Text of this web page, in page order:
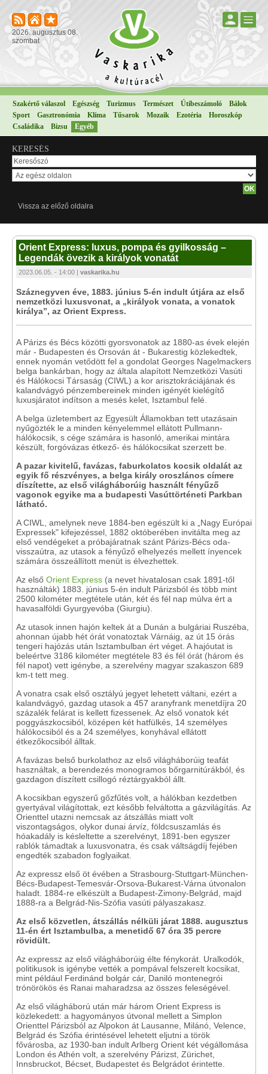
2026. augusztus 08.
szombat
Szakértő válaszol Egészség Turizmus Természet Útibeszámoló
Bálok
Sport
Gasztronómia Klíma Tűsarok Mozaik Ezotéria
Horoszkóp
Családika
Bizsu Egyéb
KERESÉS
Vissza az előző oldalra
Orient Express: luxus, pompa és gyilkosság –
Legendák övezik a királyok vonatát
2023.06.05. - 14:00 | vaskarika.hu
Száznegyven éve, 1883. június 5-én indult útjára az első
nemzetközi luxusvonat, a „királyok vonata, a vonatok
királya”, az Orient Express.
A Párizs és Bécs közötti gyorsvonatok az 1880-as évek elején
már - Budapesten és Orsován át - Bukarestig közlekedtek,
ennek nyomán vetődött fel a gondolat Georges Nagelmackers
belga bankárban, hogy az általa alapított Nemzetközi Vasúti
és Hálókocsi Társaság (CIWL) a kor arisztokráciájának és
kalandvágyó pénzembereinek minden igényét kielégítő
luxusjáratot indítson a mesés kelet, Isztambul felé.
A belga üzletembert az Egyesült Államokban tett utazásain
nyűgözték le a minden kényelemmel ellátott Pullmann-
hálókocsik, s cége számára is hasonló, amerikai mintára
készült, forgóvázas étkező- és hálókocsikat szerzett be.
A pazar kivitelű, favázas, faburkolatos kocsik oldalát az
egyik fő részvényes, a belga király oroszlános címere
díszítette, az első világháborúig használt fényűző
vagonok egyike ma a budapesti Vasúttörténeti Parkban
látható.
A CIWL, amelynek neve 1884-ben egészült ki a „Nagy Európai
Expressek" kifejezéssel, 1882 októberében invitálta meg az
első vendégeket a próbajáratnak szánt Párizs-Bécs oda-
visszaútra, az utasok a fényűző elhelyezés mellett ínyencek
számára összeállított menüt is élvezhettek.
Az első Orient Express (a nevet hivatalosan csak 1891-től
használták) 1883. június 5-én indult Párizsból és több mint
2500 kilométer megtétele után, két és fél nap múlva ért a
havasalföldi Gyurgyevóba (Giurgiu).
Az utasok innen hajón keltek át a Dunán a bulgáriai Ruszéba,
ahonnan újabb hét órát vonatoztak Várnáig, az út 15 órás
tengeri hajózás után Isztambulban ért véget. A hajóutat is
beleértve 3186 kilométer megtétele 83 és fél órát (három és
fél napot) vett igénybe, a szerelvény magyar szakaszon 689
km-t tett meg.
A vonatra csak első osztályú jegyet lehetett váltani, ezért a
kalandvágyó, gazdag utasok a 457 aranyfrank menetdíjra 20
százalék felárat is kellett fizessenek. Az első vonatok két
poggyászkocsiból, középen két hatfülkés, 14 személyes
hálókocsiból és a 24 személyes, konyhával ellátott
étkezőkocsiból álltak.
A favázas belső burkolathoz az első világháborúig teafát
használtak, a berendezés monogramos bőrgarnitúrákból, és
gazdagon díszített csillogó réztárgyakból állt.
A kocsikban egyszerű gőzfűtés volt, a hálókban kezdetben
gyertyával világítottak, ezt később felváltotta a gázvilágítás. Az
Orienttel utazni nemcsak az átszállás miatt volt
viszontagságos, olykor dunai árvíz, földcsuszamlás és
hóakadály is késleltette a szerelvényt, 1891-ben egyszer
rablók támadtak a luxusvonatra, és csak váltságdíj fejében
engedték szabadon foglyaikat.
Az expressz első öt évében a Strasbourg-Stuttgart-München-
Bécs-Budapest-Temesvár-Orsova-Bukarest-Várna útvonalon
haladt. 1884-re elkészült a Budapest-Zimony-Belgrád, majd
1888-ra a Belgrád-Nis-Szófia vasúti pályaszakasz.
Az első közvetlen, átszállás nélküli járat 1888. augusztus
11-én ért Isztambulba, a menetidő 67 óra 35 percre
rövidült.
Az expressz az első világháborúig élte fénykorát. Uralkodók,
politikusok is igénybe vették a pompával felszerelt kocsikat,
mint például Ferdinánd bolgár cár, Daniló montenegrói
trónörökös és Ranai maharadzsa az összes feleségével.
Az első világháború után már három Orient Express is
közlekedett: a hagyományos útvonal mellett a Simplon
Orienttel Párizsból az Alpokon át Lausanne, Milánó, Velence,
Belgrád és Szófia érintésével lehetett eljutni a török
fővárosba, az 1930-ban indult Arlberg Orient két végállomása
London és Athén volt, a szerelvény Párizst, Zürichet,
Innsbruckot, Bécset, Budapestet és Belgrádot érintette.